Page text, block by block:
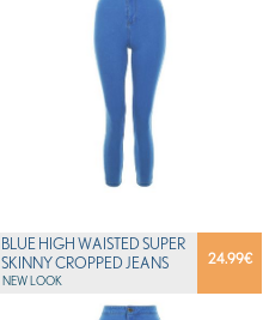
24.99€
BLUE HIGH WAISTED SUPER
SKINNY CROPPED JEANS
NEW LOOK